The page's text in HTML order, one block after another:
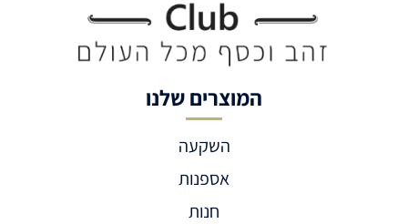
המוצרים שלנו
השקעה
אספנות
חנות